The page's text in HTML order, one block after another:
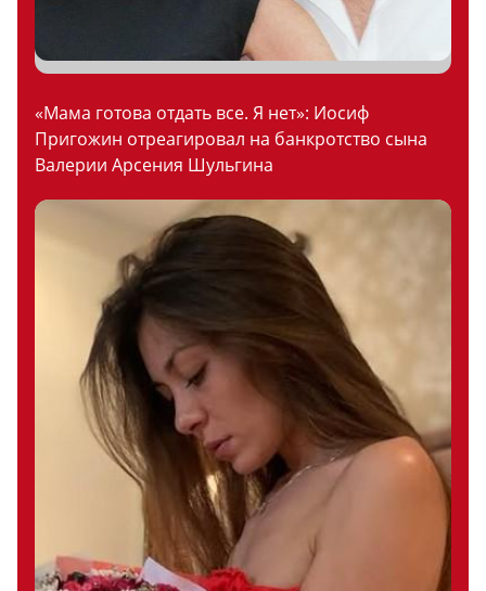
«Мама готова отдать все. Я нет»: Иосиф
Пригожин отреагировал на банкротство сына
Валерии Арсения Шульгина